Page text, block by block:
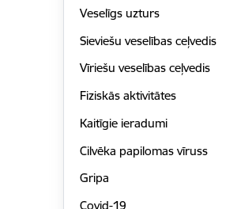
Veselīgs uzturs
Sieviešu veselības ceļvedis
Vīriešu veselības ceļvedis
Fiziskās aktivitātes
Kaitīgie ieradumi
Cilvēka papilomas vīruss
Gripa
Covid-19